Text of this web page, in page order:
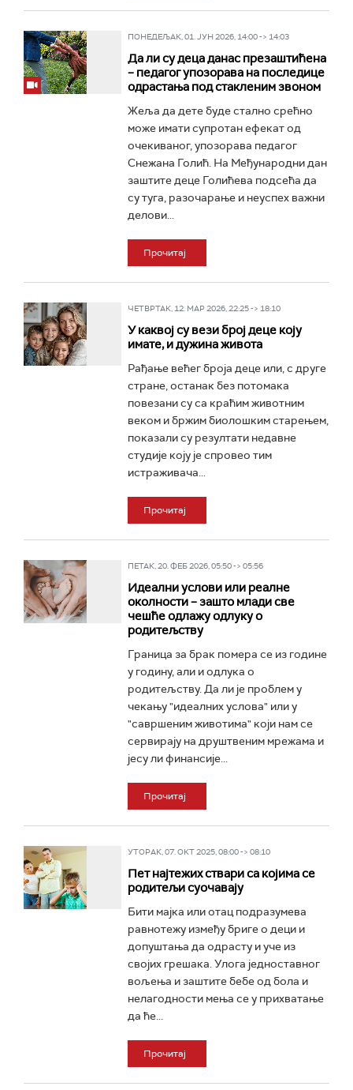
ПОНЕДЕЉАК, 01. ЈУН 2026, 14:00 -> 14:03
Да ли су деца данас презаштићена
– педагог упозорава на последице
одрастања под стакленим звоном
Жеља да дете буде стално срећно
може имати супротан ефекат од
очекиваног, упозорава педагог
Снежана Голић. На Међународни дан
заштите деце Голићева подсећа да
су туга, разочарање и неуспех важни
делови...
Прочитај
ЧЕТВРТАК, 12. МАР 2026, 22:25 -> 18:10
У каквој су вези број деце коју
имате, и дужина живота
Рађање већег броја деце или, с друге
стране, останак без потомака
повезани су са краћим животним
веком и бржим биолошким старењем,
показали су резултати недавне
студије коју је спровео тим
истраживача...
Прочитај
ПЕТАК, 20. ФЕБ 2026, 05:50 -> 05:56
Идеални услови или реалне
околности – зашто млади све
чешће одлажу одлуку о
родитељству
Граница за брак помера се из године
у годину, али и одлука о
родитељству. Да ли је проблем у
чекању "идеалних услова" или у
"савршеним животима" који нам се
сервирају на друштвеним мрежама и
јесу ли финансије...
Прочитај
УТОРАК, 07. ОКТ 2025, 08:00 -> 08:10
Пет најтежих ствари са којима се
родитељи суочавају
Бити мајка или отац подразумева
равнотежу између бриге о деци и
допуштања да одрасту и уче из
својих грешака. Улога једноставног
вољења и заштите бебе од бола и
нелагодности мења се у прихватање
да ће...
Прочитај